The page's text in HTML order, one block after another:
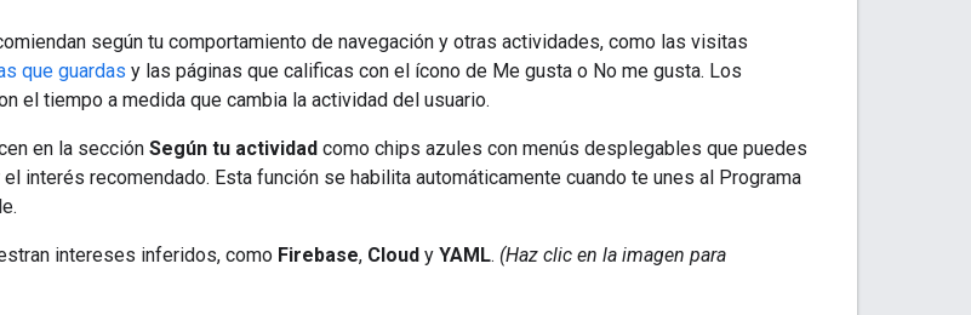
según tu comportamiento de navegación y otras actividades, como las visitas
que guardas y las páginas que calificas con el ícono de Me gusta o No me gusta. Los
el tiempo a medida que cambia la actividad del usuario.
en la sección Según tu actividad como chips azules con menús desplegables que puedes
el interés recomendado. Esta función se habilita automáticamente cuando te unes al Programa
intereses inferidos, como Firebase, Cloud y YAML. (Haz clic en la imagen para